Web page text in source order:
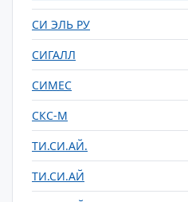
СИ ЭЛЬ РУ
СИГАЛЛ
СИМЕС
СКС-М
ТИ.СИ.АЙ.
ТИ.СИ.АЙ